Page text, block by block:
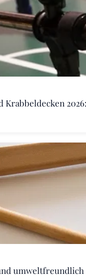
Krabbeldecken
umweltfreundlich